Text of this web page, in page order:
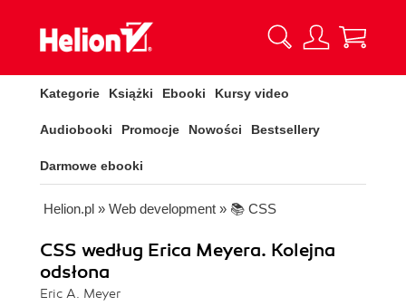
Kategorie Książki Ebooki Kursy video
Audiobooki Promocje Nowości Bestsellery
Darmowe ebooki
Helion.pl » Web development » 📚 CSS
CSS według Erica Meyera. Kolejna
odsłona
Eric A. Meyer